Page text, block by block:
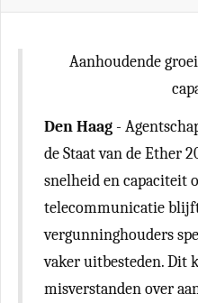
Aanhoudende
Den Haag -
de Staat van de Ether
snelheid en capaciteit
telecommunicatie
vergunninghouders
vaker uitbesteden. Dit
misverstanden over